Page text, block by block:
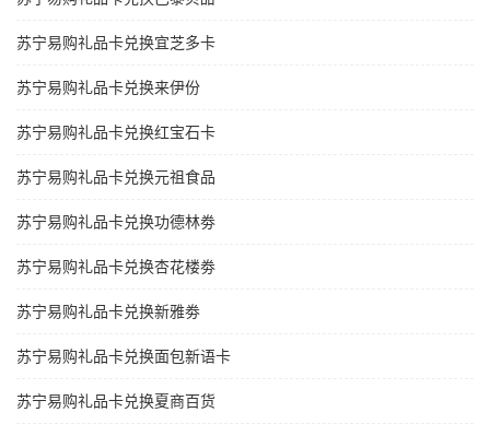
苏宁易购礼品卡兑换宜芝多卡
苏宁易购礼品卡兑换来伊份
苏宁易购礼品卡兑换红宝石卡
苏宁易购礼品卡兑换元祖食品
苏宁易购礼品卡兑换功德林劵
苏宁易购礼品卡兑换杏花楼劵
苏宁易购礼品卡兑换新雅劵
苏宁易购礼品卡兑换面包新语卡
苏宁易购礼品卡兑换夏商百货